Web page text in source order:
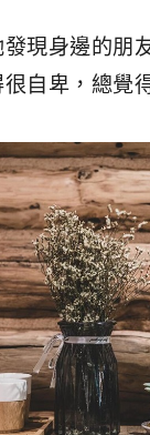
現身邊的朋
自卑，總覺